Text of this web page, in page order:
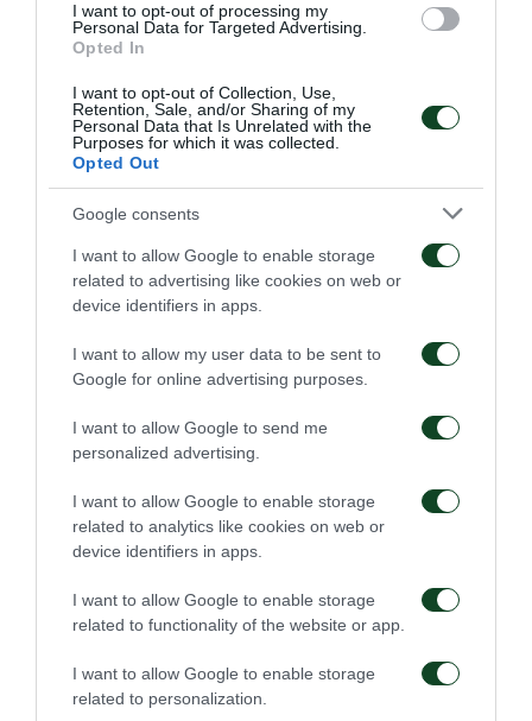
I want to opt-out of processing my
Personal Data for Targeted Advertising.
Opted In
I want to opt-out of Collection, Use,
Retention, Sale, and/or Sharing of my
Personal Data that Is Unrelated with the
Purposes for which it was collected.
Opted Out
Google consents
I want to allow Google to enable storage
related to advertising like cookies on web or
device identifiers in apps.
I want to allow my user data to be sent to
Google for online advertising purposes.
I want to allow Google to send me
personalized advertising.
I want to allow Google to enable storage
related to analytics like cookies on web or
device identifiers in apps.
I want to allow Google to enable storage
related to functionality of the website or app.
I want to allow Google to enable storage
related to personalization.
El tiempo pasaba y los anfitriones estaban
controlando el ritmo del juego. En el minuto 77
lograron marcar un segundo gol con Mellado. El
Panathinaikos no merecía perder este partido y
finalmente la «redención» llegó en el último minuto
con Macheda. El delantero italiano metió de buen
cabezazo el segundo gol y empató, transformando
el resultado final del partido en 2-2.
siguen sin victoria tras cuatro partidos de Liga. Esta
con la clasificación.
: Waterman, Weiss, Diamantis, Gianulis, Korovesis
(74’ Baloyianis), Μellado, Sakor, Staikos (74’
Vafeas), Grivas.
Panathinaikos: Diudis, Sanchez (87’ Puguras),
Schekenveld, Velez, Zagaritis, Κurbelis,